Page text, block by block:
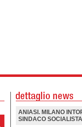
ANIASI. MILANO
SINDACO SOCIALISTA